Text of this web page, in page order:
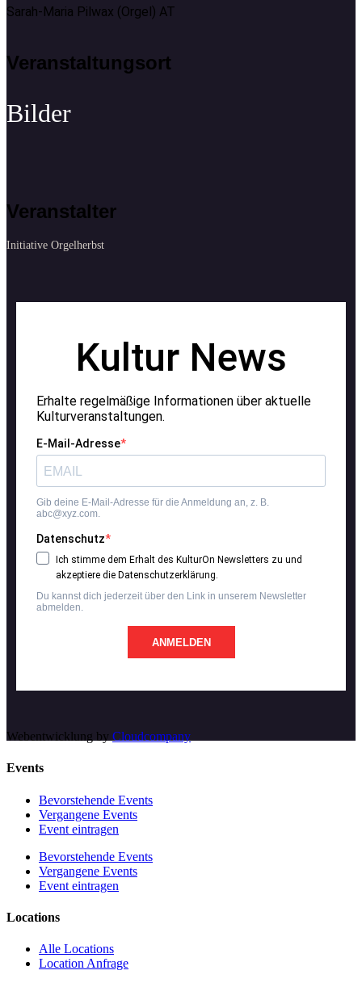
Sarah-Maria Pilwax (Orgel) AT
Veranstaltungsort
Veranstalter
Initiative Orgelherbst
Kultur News
Erhalte regelmäßige Informationen über aktuelle
Kulturveranstaltungen.
E-Mail-Adresse
Gib deine E-Mail-Adresse für die Anmeldung an, z. B.
abc@xyz.com.
Datenschutz
Ich stimme dem Erhalt des KulturOn Newsletters zu und
akzeptiere die Datenschutzerklärung.
Du kannst dich jederzeit über den Link in unserem Newsletter
abmelden.
ANMELDEN
Webentwicklung by Cloudcompany
Events
Bevorstehende Events
Vergangene Events
Event eintragen
Bevorstehende Events
Vergangene Events
Event eintragen
Locations
Alle Locations
Location Anfrage